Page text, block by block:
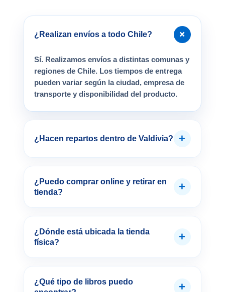
¿Realizan envíos a todo Chile? +
Sí. Realizamos envíos a distintas comunas y
regiones de Chile. Los tiempos de entrega
pueden variar según la ciudad, empresa de
transporte y disponibilidad del producto.
¿Hacen repartos dentro de Valdivia? +
¿Puedo comprar online y retirar en
tienda?
+
¿Dónde está ubicada la tienda
física?
+
¿Qué tipo de libros puedo
+